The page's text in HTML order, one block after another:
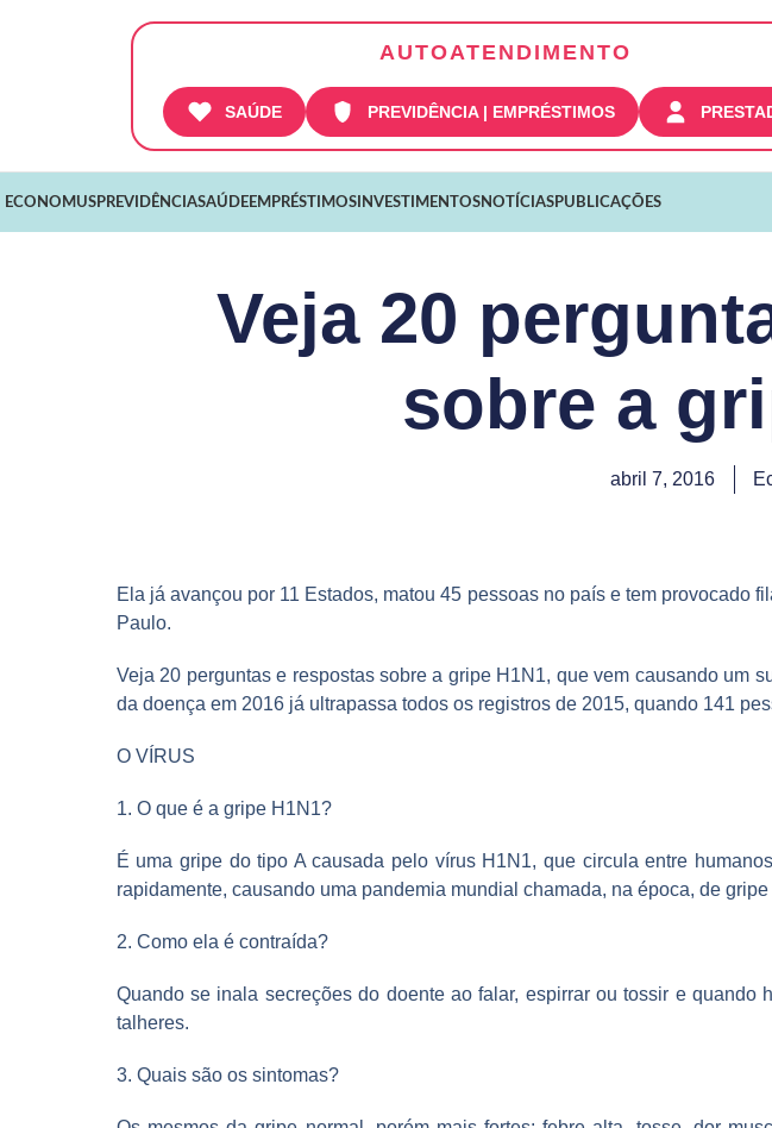
AUTOATENDIMENTO
SAÚDE PREVIDÊNCIA | EMPRÉSTIMOS
ECONOMUSPREVIDÊNCIASAÚDEEMPRÉSTIMOS INVESTIMENTOSNOTÍCIASPUBLICAÇÕES
Veja 20
sobre a
abril 7, 2016
Ela já avançou por 11 Estados, matou 45 pessoas no país e tem provocado
Paulo.
Veja 20 perguntas e respostas sobre a gripe H1N1, que vem causando um
da doença em 2016 já ultrapassa todos os registros de 2015, quando 141
O VÍRUS
1. O que é a gripe H1N1?
É uma gripe do tipo A causada pelo vírus H1N1, que circula entre
rapidamente, causando uma pandemia mundial chamada, na época, de gripe
2. Como ela é contraída?
Quando se inala secreções do doente ao falar, espirrar ou tossir e quando
talheres.
3. Quais são os sintomas?